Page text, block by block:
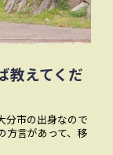
教えてくだ
分市の出身なので
方言があって、移